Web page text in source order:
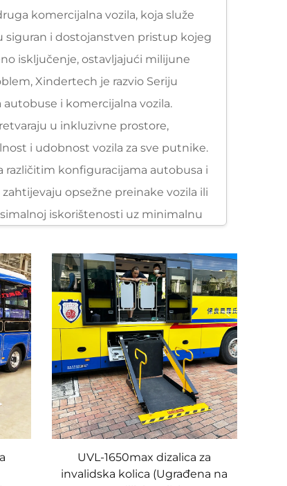
komercijalna vozila, koja služe
siguran i dostojanstven pristup kojeg
isključenje, ostavljajući milijune
Xindertech je razvio Seriju
i komercijalna vozila.
u inkluzivne prostore,
i udobnost vozila za sve putnike.
različitim konfiguracijama autobusa i
opsežne preinake vozila ili
iskorištenosti uz minimalnu
u upotrebi, a lako dostupna kad je
zadrži svoju izvornu kapaciteta za
kombija, instalacija u
koja se proteže prema van
je vozilima s većim
skrivena ispod vozila kada je
Xindertecha, koji surađuju s
i očuvava strukturni
korisnika, koji prioritet daje
slitina – materijala odabranog zbog
UVL-1650max dizalica za
invalidska kolica (Ugrađena na